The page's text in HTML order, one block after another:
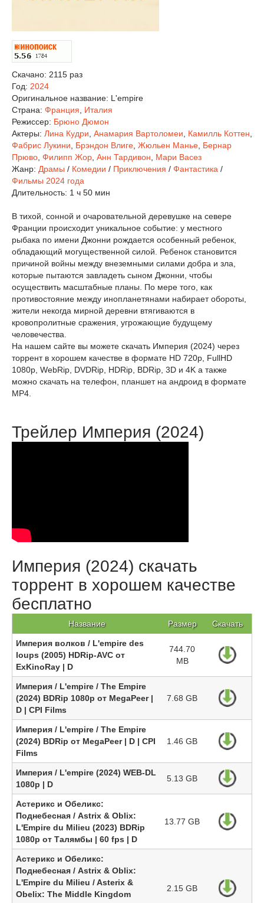
Скачано: 2115 раз
Год: 2024
Оригинальное название: L'empire
Страна: Франция
Италия
Режиссер: Брюно Дюмон
Актеры: Лина Кудри Анамария Вартоломеи Камилль Коттен
Фабрис Лукини
Брэндон Влиге Жюльен Манье Бернар
Прюво Филипп Жор Анн Тардивон
Мари Васез
Жанр: Драмы / Комедии / Приключения / Фантастика /
Фильмы 2024 года
Длительность: 1 ч 50 мин
В тихой, сонной и очаровательной деревушке на севере
Франции происходит уникальное событие: у местного
рыбака по имени Джонни рождается особенный ребенок,
обладающий могущественной силой. Ребенок становится
причиной войны между внеземными силами добра и зла,
которые пытаются завладеть сыном Джонни, чтобы
осуществить масштабные планы. По мере того, как
противостояние между инопланетянами набирает обороты,
жители некогда мирной деревни втягиваются в
кровопролитные сражения, угрожающие будущему
человечества.
На нашем сайте вы можете скачать Империя (2024) через
торрент в хорошем качестве в формате HD 720p, FullHD
1080p, WebRip, DVDRip, HDRip, BDRip, 3D и 4K а также
можно скачать на телефон, планшет на андроид в формате
MP4.
Трейлер Империя (2024)
Империя (2024) скачать
торрент в хорошем качестве
бесплатно
Название Размер Скачать
Империя волков / L'empire des
loups (2005) HDRip-AVC от
ExKinoRay | D
744.70
MB
Империя / L'empire / The Empire
(2024) BDRip 1080p от MegaPeer |
D | CPI Films
7.68 GB
Империя / L'empire / The Empire
(2024) BDRip от MegaPeer | D | CPI
Films
1.46 GB
Империя / L'empire (2024) WEB-DL
1080p | D
5.13 GB
Астерикс и Обеликс:
Поднебесная / Astrix & Oblix:
L'Empire du Milieu (2023) BDRip
1080p от Талямбы | 60 fps | D
13.77 GB
Астерикс и Обеликс:
Поднебесная / Astrix & Oblix:
L'Empire du Milieu / Asterix &
Obelix: The Middle Kingdom
2.15 GB